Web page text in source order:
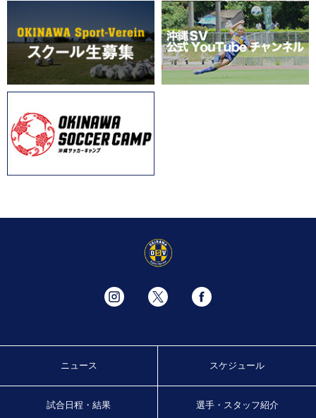
ニュース スケジュール
試合日程・結果 選手・スタッフ紹介